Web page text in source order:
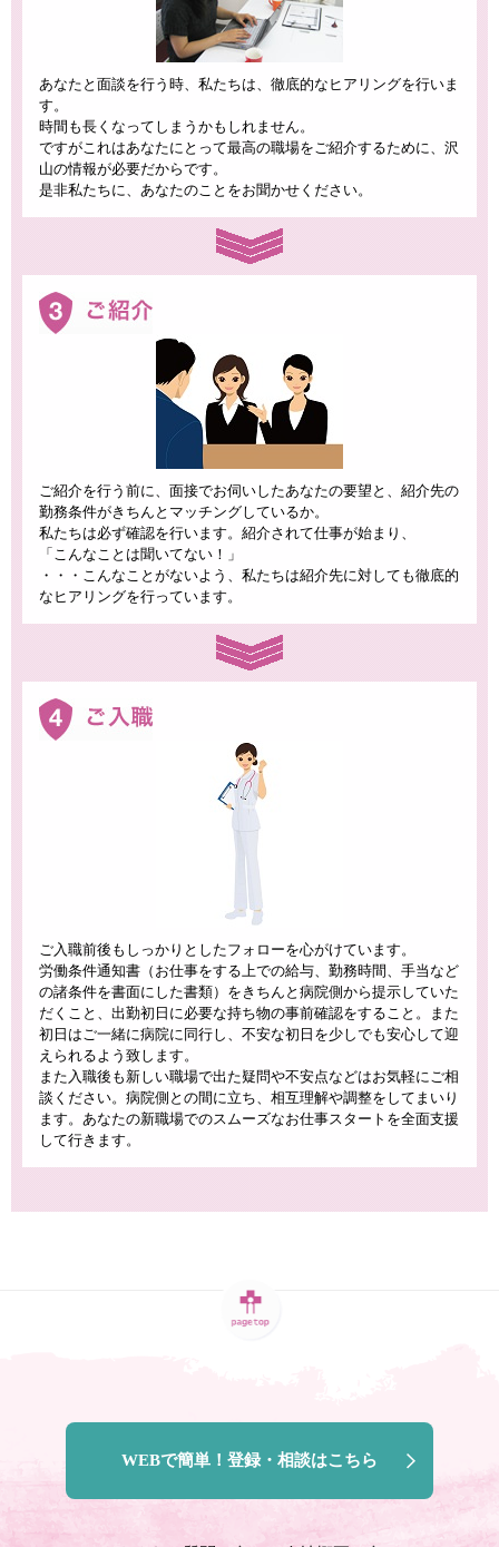
あなたと面談を行う時、私たちは、徹底的なヒアリングを行いま
す。
時間も長くなってしまうかもしれません。
ですがこれはあなたにとって最高の職場をご紹介するために、沢
山の情報が必要だからです。
是非私たちに、あなたのことをお聞かせください。
ご紹介を行う前に、面接でお伺いしたあなたの要望と、紹介先の
勤務条件がきちんとマッチングしているか。
私たちは必ず確認を行います。紹介されて仕事が始まり、
「こんなことは聞いてない！」
・・・こんなことがないよう、私たちは紹介先に対しても徹底的
なヒアリングを行っています。
ご入職前後もしっかりとしたフォローを心がけています。
労働条件通知書（お仕事をする上での給与、勤務時間、手当など
の諸条件を書面にした書類）をきちんと病院側から提示していた
だくこと、出勤初日に必要な持ち物の事前確認をすること。また
初日はご一緒に病院に同行し、不安な初日を少しでも安心して迎
えられるよう致します。
また入職後も新しい職場で出た疑問や不安点などはお気軽にご相
談ください。病院側との間に立ち、相互理解や調整をしてまいり
ます。あなたの新職場でのスムーズなお仕事スタートを全面支援
して行きます。
WEBで簡単！登録・相談はこちら